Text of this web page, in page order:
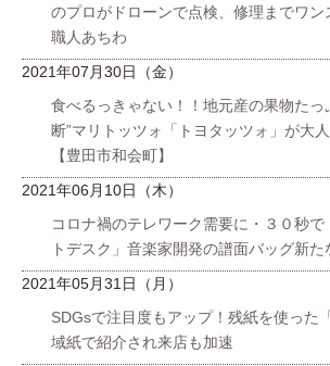
のプロがドローンで点検、修理までワン
職人あちわ
2021年07月30日（金）
食べるっきゃない！！地元産の果物たっ
断”マリトッツォ「トヨタッツォ」が大
【豊田市和会町】
2021年06月10日（木）
コロナ禍のテレワーク需要に・３０秒
トデスク」音楽家開発の譜面バッグ新た
2021年05月31日（月）
SDGsで注目度もアップ！残紙を使った
域紙で紹介され来店も加速